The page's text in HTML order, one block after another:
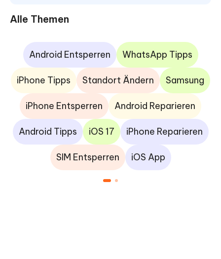
Alle Themen
Android Entsperren WhatsApp Tipps
iPhone Tipps Standort Ändern Samsung
iPhone Entsperren Android Reparieren
Android Tipps iOS 17 iPhone Reparieren
SIM Entsperren iOS App